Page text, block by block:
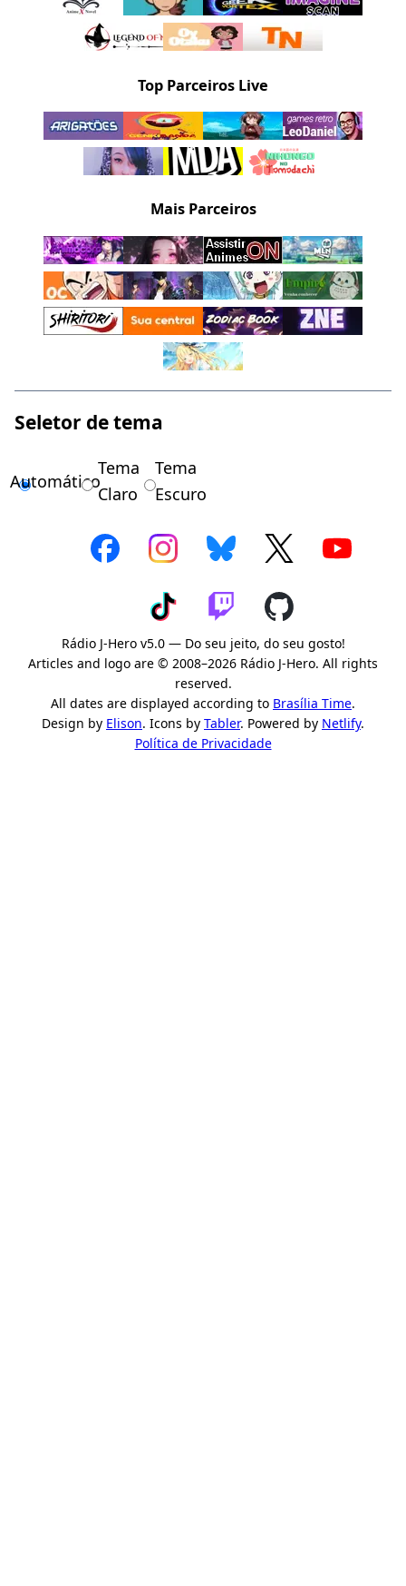
Top Parceiros Live
Mais Parceiros
Seletor de tema
Automático
Tema
Claro
Tema
Escuro
Rádio J-Hero v5.0 — Do seu jeito, do seu gosto!
Articles and logo are © 2008–2026 Rádio J-Hero. All rights
reserved.
All dates are displayed according to Brasília Time.
Design by Elison. Icons by Tabler. Powered by Netlify.
Política de Privacidade